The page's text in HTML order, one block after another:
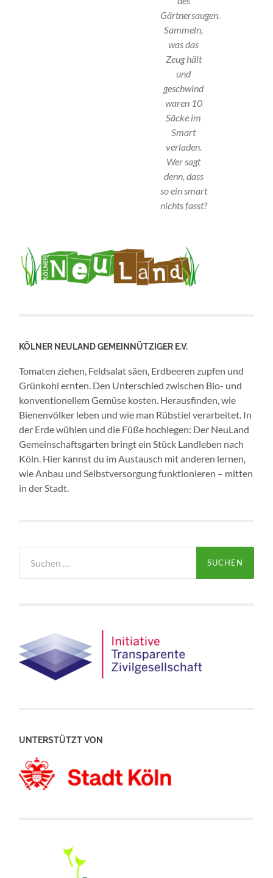
Gärtnersaugen.
Sammeln,
was das
Zeug hält
und
geschwind
waren 10
Säcke im
Smart
verladen.
Wer sagt
denn, dass
so ein smart
nichts fasst?
KÖLNER NEULAND GEMEINNÜTZIGER E.V.
Tomaten ziehen, Feldsalat säen, Erdbeeren zupfen und
Grünkohl ernten. Den Unterschied zwischen Bio- und
konventionellem Gemüse kosten. Herausfinden, wie
Bienenvölker leben und wie man Rübstiel verarbeitet. In
der Erde wühlen und die Füße hochlegen: Der NeuLand
Gemeinschaftsgarten bringt ein Stück Landleben nach
Köln. Hier kannst du im Austausch mit anderen lernen,
wie Anbau und Selbstversorgung funktionieren – mitten
in der Stadt.
nach:
UNTERSTÜTZT VON